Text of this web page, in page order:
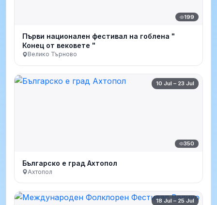
199
Първи национален фестивал на гоблена "
Конец от вековете "
Велико Търново
10 Jul – 23 Jul
350
Българско е град Ахтопол
Ахтопол
18 Jul – 25 Jul